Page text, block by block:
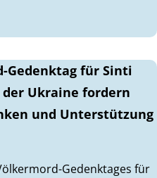
Gedenktag für Sinti
der Ukraine fordern
und Unterstützung
Gedenktages für